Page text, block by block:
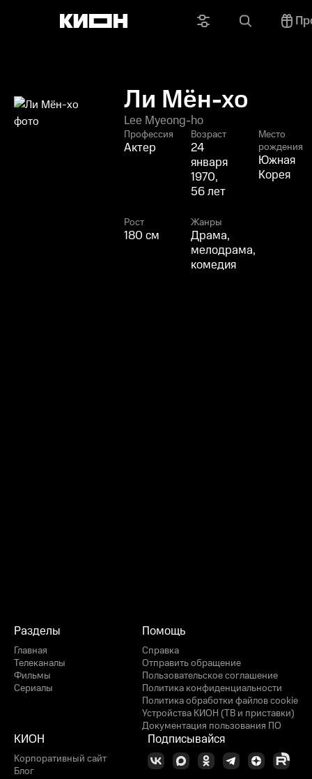
Ли Мён-хо
Lee Myeong-ho
Профессия
Актер
Возраст
24
января
1970,
56 лет
Место
рождения
Южная
Корея
Рост
180 см
Жанры
Драма,
мелодрама,
комедия
Разделы
Главная
Телеканалы
Фильмы
Сериалы
Помощь
Справка
Отправить обращение
Пользовательское соглашение
Политика конфиденциальности
Политика обработки файлов cookie
Устройства КИОН (ТВ и приставки)
Документация пользования ПО
КИОН
Корпоративный сайт
Блог
Подписывайся